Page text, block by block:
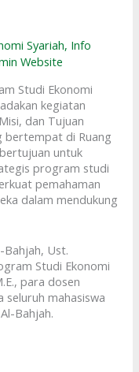
Syariah, Info
Website
Studi Ekonomi
kegiatan
dan Tujuan
bertempat di Ruang
untuk
program studi
pemahaman
dalam mendukung
Bahjah, Ust.
Studi Ekonomi
para dosen
seluruh mahasiswa
Bahjah.